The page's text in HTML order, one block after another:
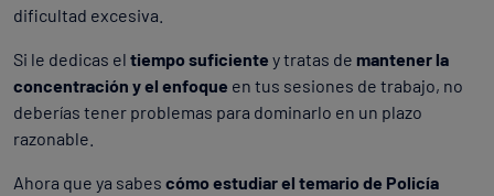
dificultad excesiva.
Si le dedicas el tiempo suficiente y tratas de mantener la
concentración y el enfoque en tus sesiones de trabajo, no
deberías tener problemas para dominarlo en un plazo
razonable.
Ahora que ya sabes cómo estudiar el temario de Policía